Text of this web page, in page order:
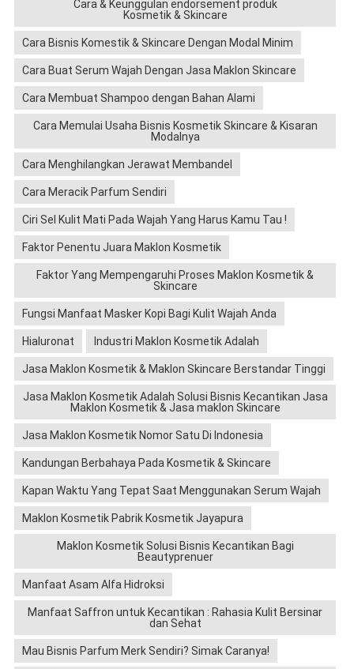
Cara & Keunggulan endorsement produk
Kosmetik & Skincare
Cara Bisnis Komestik & Skincare Dengan Modal Minim
Cara Buat Serum Wajah Dengan Jasa Maklon Skincare
Cara Membuat Shampoo dengan Bahan Alami
Cara Memulai Usaha Bisnis Kosmetik Skincare & Kisaran
Modalnya
Cara Menghilangkan Jerawat Membandel
Cara Meracik Parfum Sendiri
Ciri Sel Kulit Mati Pada Wajah Yang Harus Kamu Tau !
Faktor Penentu Juara Maklon Kosmetik
Faktor Yang Mempengaruhi Proses Maklon Kosmetik &
Skincare
Fungsi Manfaat Masker Kopi Bagi Kulit Wajah Anda
Hialuronat Industri Maklon Kosmetik Adalah
Jasa Maklon Kosmetik & Maklon Skincare Berstandar Tinggi
Jasa Maklon Kosmetik Adalah Solusi Bisnis Kecantikan Jasa
Maklon Kosmetik & Jasa maklon Skincare
Jasa Maklon Kosmetik Nomor Satu Di Indonesia
Kandungan Berbahaya Pada Kosmetik & Skincare
Kapan Waktu Yang Tepat Saat Menggunakan Serum Wajah
Maklon Kosmetik Pabrik Kosmetik Jayapura
Maklon Kosmetik Solusi Bisnis Kecantikan Bagi
Beautyprenuer
Manfaat Asam Alfa Hidroksi
Manfaat Saffron untuk Kecantikan : Rahasia Kulit Bersinar
dan Sehat
Mau Bisnis Parfum Merk Sendiri? Simak Caranya!